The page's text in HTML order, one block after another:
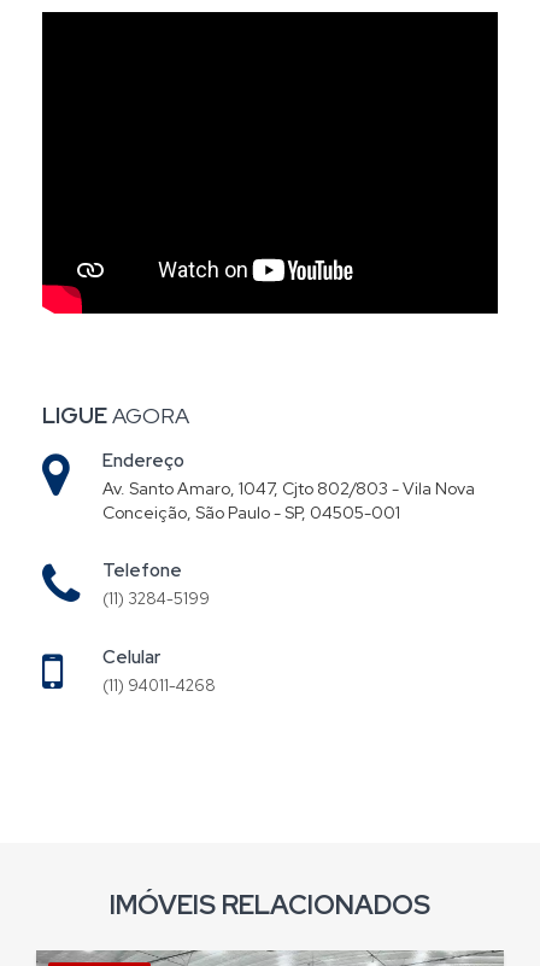
LIGUEAGORA
Endereço
Av. Santo Amaro, 1047, Cjto 802/803 - Vila Nova
Conceição, São Paulo - SP, 04505-001
Telefone
(11) 3284-5199
Celular
(11) 94011-4268
IMÓVEIS RELACIONADOS